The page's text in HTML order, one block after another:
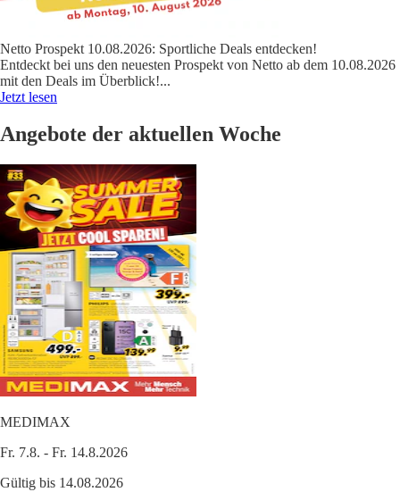
Netto Prospekt 10.08.2026: Sportliche Deals entdecken!
Entdeckt bei uns den neuesten Prospekt von Netto ab dem 10.08.2026
mit den Deals im Überblick!...
Jetzt lesen
Angebote der aktuellen Woche
MEDIMAX
Fr. 7.8. - Fr. 14.8.2026
Gültig bis 14.08.2026